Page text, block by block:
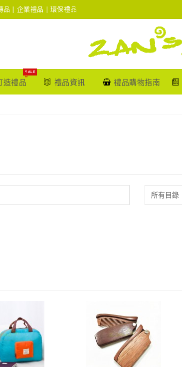
| 企業禮品 | 環保禮品
造禮品
SALE
禮品資訊 禮品購物指南